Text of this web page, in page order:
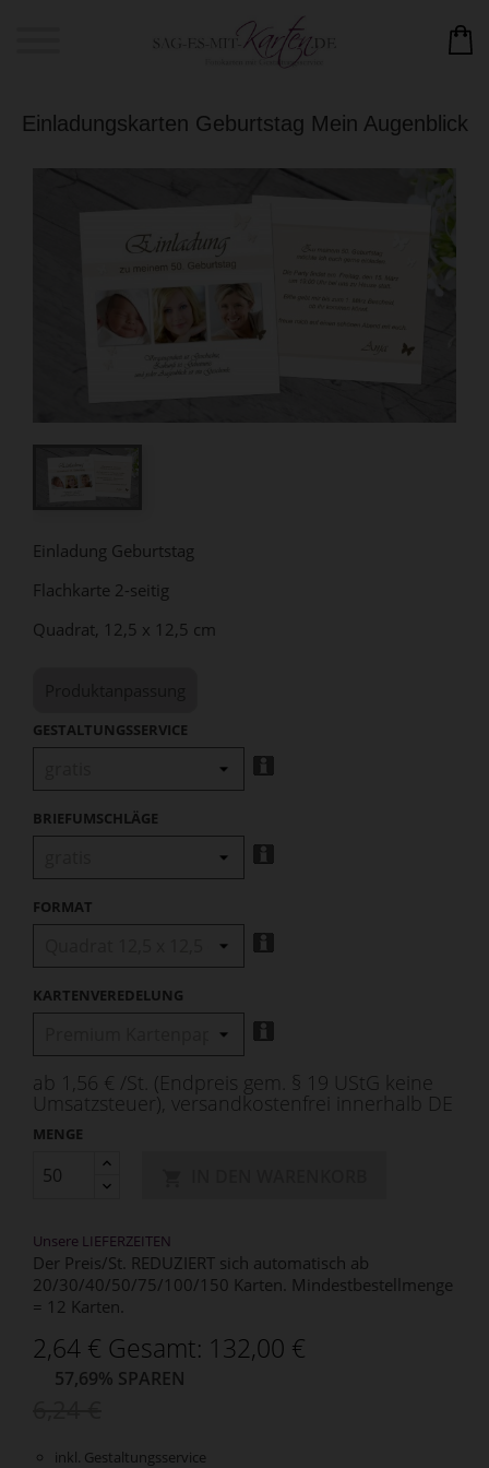
Einladungskarten Geburtstag Mein Augenblick
Einladung Geburtstag
Flachkarte 2-seitig
Quadrat, 12,5 x 12,5 cm
GESTALTUNGSSERVICE
BRIEFUMSCHLÄGE
FORMAT
KARTENVEREDELUNG
ab 1,56 € /St. (Endpreis gem. § 19 UStG keine
Umsatzsteuer), versandkostenfrei innerhalb DE
MENGE
Unsere LIEFERZEITEN
Der Preis/St. REDUZIERT sich automatisch ab
20/30/40/50/75/100/150 Karten. Mindestbestellmenge
= 12 Karten.
2,64 € Gesamt: 132,00 €
57,69% SPAREN
inkl. Gestaltungsservice